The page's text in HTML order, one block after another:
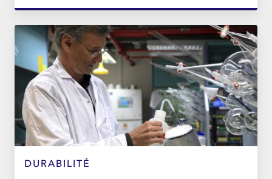
DURABILITÉ